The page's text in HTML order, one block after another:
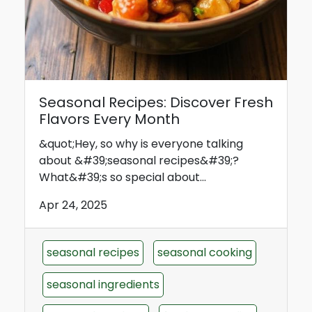
Seasonal Recipes: Discover Fresh
Flavors Every Month
&quot;Hey, so why is everyone talking
about &#39;seasonal recipes&#39;?
What&#39;s so special about...
Apr 24, 2025
seasonal recipes
seasonal cooking
seasonal ingredients